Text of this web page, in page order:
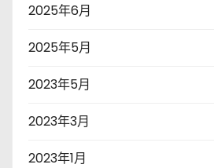
2025年6月
2025年5月
2023年5月
2023年3月
2023年1月